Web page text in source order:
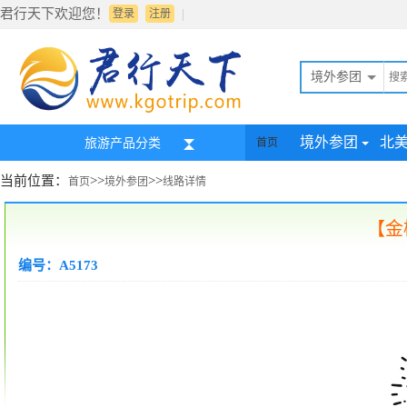
君行天下欢迎您！ 登录 |
注册
境外参团
旅游产品分类 首页 境外参团 北
当前位置： 首页>>境外参团>>线路详情
【
编号：A5173